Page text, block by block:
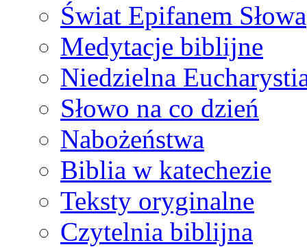
Świat Epifanem Słowa
Medytacje biblijne
Niedzielna
Słowo na co dzień
Nabożeństwa
Biblia w katechezie
Teksty oryginalne
Czytelnia biblijna